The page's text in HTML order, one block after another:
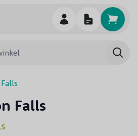
Falls